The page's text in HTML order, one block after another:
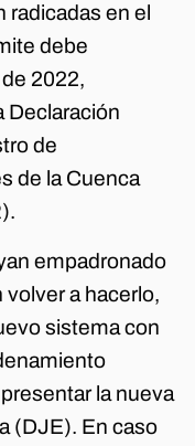
radicadas en el
debe
2022,
Declaración
de
de la Cuenca
empadronado
a hacerlo,
sistema con
la nueva
(DJE). En caso